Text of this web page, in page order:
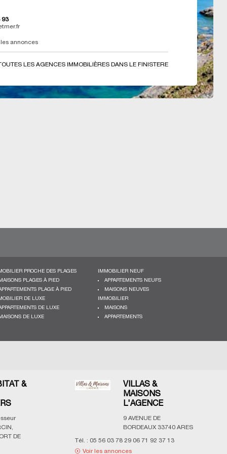
93
annonces
LES AGENCES IMMOBILIÈRES DANS LE FINISTERE
PROCHE DES PLAGES
PLAGES À PIED
PLAGE À PIED
IMMOBILIER NEUF
APPARTEMENTS NEUFS
MAISONS NEUVES
DE LUXE
DE LUXE
DE LUXE
IMMOBILIER
MAISONS
APPARTEMENTS
&
DE
VILLAS &
MAISONS
L'AGENCE
9 AVENUE DE
BORDEAUX 33740 ARES
Tél. : 05 56 03 78 29 06 71 92 37 13
Voir les annonces